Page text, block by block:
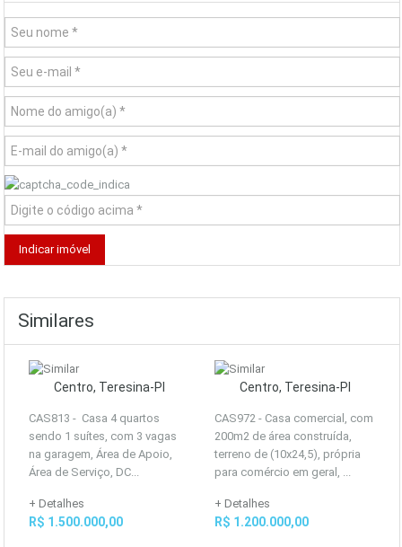
Similares
Centro, Teresina-PI
CAS813 - Casa 4 quartos
sendo 1 suítes, com 3 vagas
na garagem, Área de Apoio,
Área de Serviço, DC...
+ Detalhes
R$ 1.500.000,00
Centro, Teresina-PI
CAS972 - Casa comercial, com
200m2 de área construída,
terreno de (10x24,5), própria
para comércio em geral, ...
+ Detalhes
R$ 1.200.000,00